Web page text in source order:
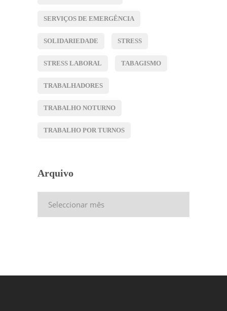
SERVIÇOS DE EMERGÊNCIA
SOLIDARIEDADE STRESS
STRESS LABORAL TABAGISMO
TRABALHADORES
TRABALHO NOTURNO
TRABALHO POR TURNOS
Arquivo